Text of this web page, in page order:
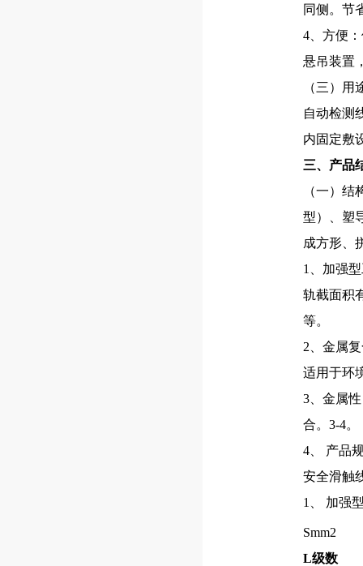
同侧。节
4、方便
悬吊装置
（三）
自动检测
内固定敷
三、产品
（一）
型）、塑
成方形、
1、加强
轨截面积
等。
2、金属
适用于环
3、金属
合。3-4。
4、 产品
安全滑触
1、 加强
Smm2
L级数